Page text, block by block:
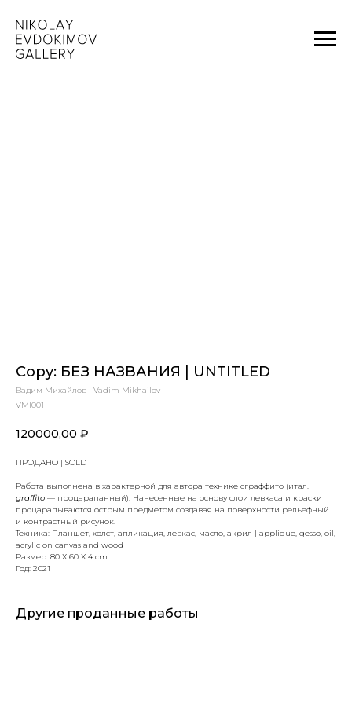
Copy: БЕЗ НАЗВАНИЯ | UNTITLED
Вадим Михайлов | Vadim Mikhailov
VMI001
120000,00 ₽
ПРОДАНО | SOLD
Работа выполнена в характерной для автора технике сграффито (итал.
graffito — процарапанный). Нанесенные на основу слои левкаса и краски
процарапываются острым предметом создавая на поверхности рельефный
и контрастный рисунок.
Техника: Планшет, холст, апликация, левкас, масло, акрил | applique, gesso, oil,
acrylic on canvas and wood
Размер: 80 Х 60 X 4 cm
Год: 2021
Другие проданные работы